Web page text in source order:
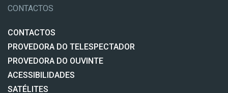
CONTACTOS
CONTACTOS
PROVEDORA DO TELESPECTADOR
PROVEDORA DO OUVINTE
ACESSIBILIDADES
SATÉLITES